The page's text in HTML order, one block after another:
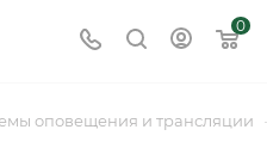
0
оповещения и трансляции